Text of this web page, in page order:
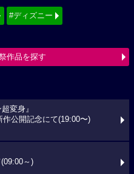
#ディズニー
作品を探す
変身』
公開記念にて(19:00〜)
～)